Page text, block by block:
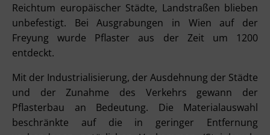
Reichtum europäischer Städte, Landstraßen blieben
unbefestigt. Bei Ausgrabungen in Wien auf der
Freyung wurde Pflaster aus der Zeit um 1200
entdeckt.
Mit der Industrialisierung, der Ausdehnung der Städte
und der Zunahme des Verkehrs gewann der
Pflasterbau an Bedeutung. Die Materialauswahl
beschränkte auf die in geringer Entfernung